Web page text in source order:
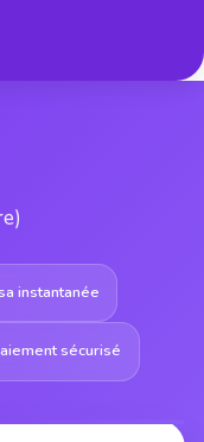
instantanée
sécurisé